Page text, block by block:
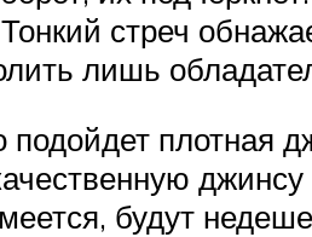
стреч
лишь
плотная
джинсу
будут